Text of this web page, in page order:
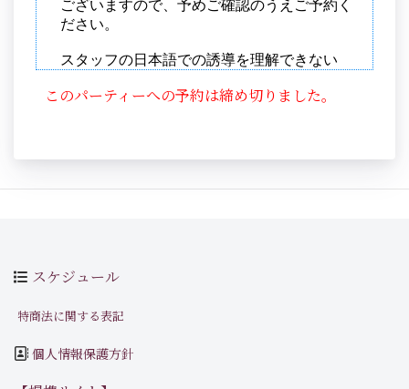
このパーティーへの予約は締め切りました。
スケジュール
特商法に関する表記
個人情報保護方針